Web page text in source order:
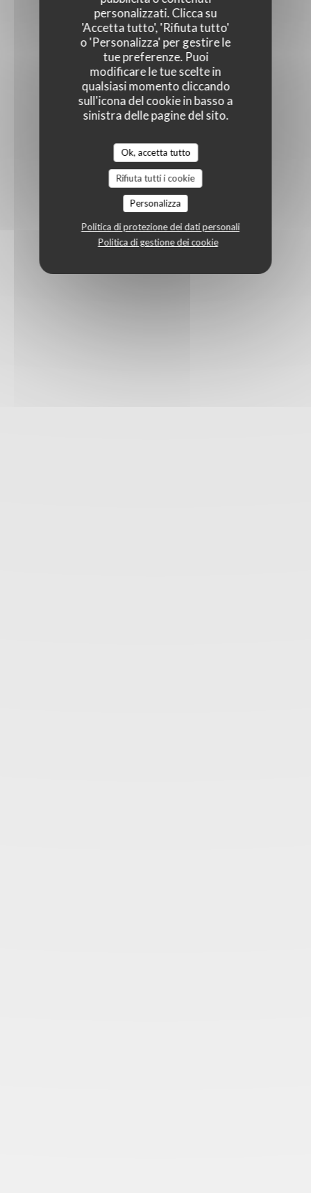
personalizzati. Clicca su
'Accetta tutto', 'Rifiuta tutto'
o 'Personalizza' per gestire le
tue preferenze. Puoi
modificare le tue scelte in
qualsiasi momento cliccando
sull'icona del cookie in basso a
sinistra delle pagine del sito.
Ok, accetta tutto
Rifiuta tutti i cookie
Personalizza
Politica di protezione dei dati personali
Politica di gestione dei cookie